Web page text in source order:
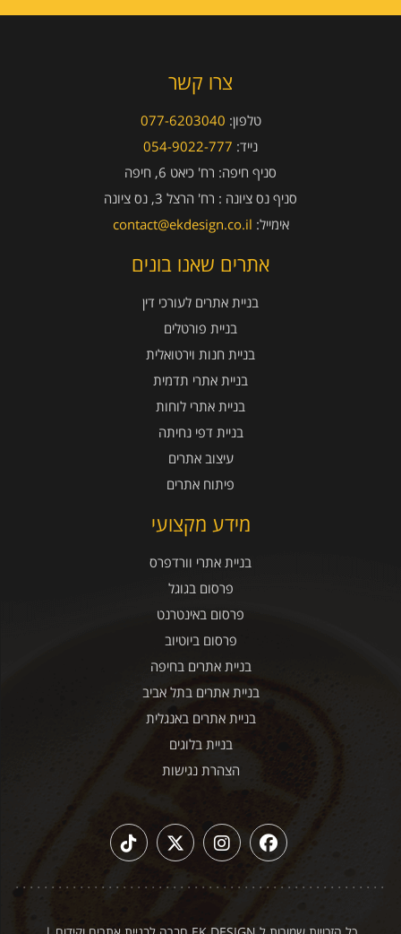
צרו קשר
טלפון: 077-6203040
נייד: 054-9022-777
סניף חיפה: רח' כיאט 6, חיפה
סניף נס ציונה : רח' הרצל 3, נס ציונה
אימייל: contact@ekdesign.co.il
אתרים שאנו בונים
בניית אתרים לעורכי דין
בניית פורטלים
בניית חנות וירטואלית
בניית אתרי תדמית
בניית אתרי לוחות
בניית דפי נחיתה
עיצוב אתרים
פיתוח אתרים
מידע מקצועי
בניית אתרי וורדפרס
פרסום בגוגל
פרסום באינטרנט
פרסום ביוטיוב
בניית אתרים בחיפה
בניית אתרים בתל אביב
בניית אתרים באנגלית
בניית בלוגים
הצהרת נגישות